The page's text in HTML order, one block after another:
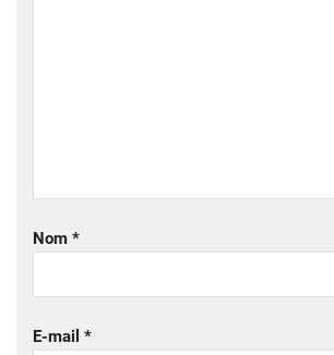
Nom *
E-mail *